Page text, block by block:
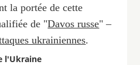
la portée de cette
de "Davos russe" –
ukrainiennes.
l'Ukraine